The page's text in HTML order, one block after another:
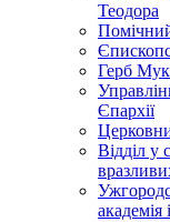
Теодора
Герб
Єпархії
Відділ у